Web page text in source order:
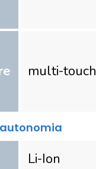
multi-touch
Li-Ion